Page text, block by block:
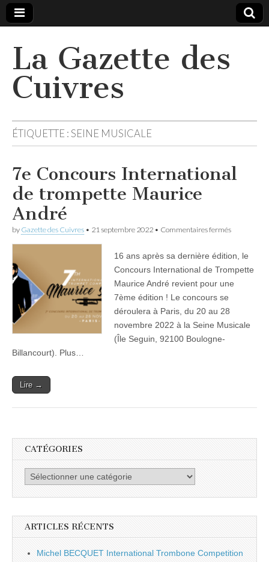
La Gazette des
Cuivres
ÉTIQUETTE :SEINE MUSICALE
7e Concours International
de trompette Maurice
André
by Gazette des Cuivres • 21 septembre 2022 • Commentaires ferméssur
de
trompette
Maurice
16 ans après sa dernière édition, le
Concours International de Trompette
Maurice André revient pour une
7ème édition ! Le concours se
déroulera à Paris, du 20 au 28
novembre 2022 à la Seine Musicale
(Île Seguin, 92100 Boulogne-
Billancourt). Plus…
Lire →
CATÉGORIES
Catégories
ARTICLES RÉCENTS
Michel BECQUET International Trombone Competition